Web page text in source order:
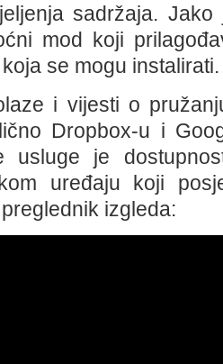
sadržaja.
mod koji
se mogu instalirati.
i vijesti o
Dropbox-u i
usluge je
uređaju koji
izgleda: